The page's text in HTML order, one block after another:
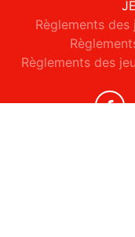
Règlements
Règlements des